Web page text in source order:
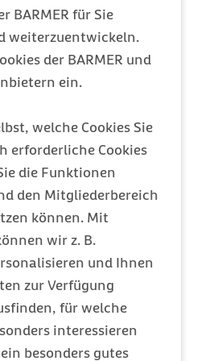
BARMER für Sie
weiterzuentwickeln.
der BARMER und
ein.
welche Cookies Sie
erforderliche Cookies
die Funktionen
den Mitgliederbereich
können. Mit
wir z. B.
und Ihnen
zur Verfügung
für welche
interessieren
besonders gutes
Fachkraft
Papilio-U3
können
Trainerinnen oder -
qualifizierten
dann die Papilio-
anbieten und als
der